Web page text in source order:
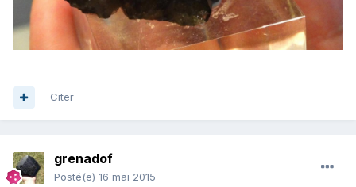
Citer
grenadof
Posté(e) 16 mai 2015